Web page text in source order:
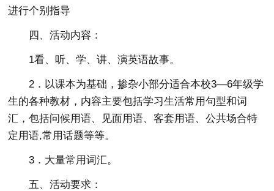
进行个别指导
四、活动内容：
1看、听、学、讲、演英语故事。
2．以课本为基础，掺杂小部分适合本校3—6年级学
生的各种教材，内容主要包括学习生活常用句型和词
汇，包括问候用语、见面用语、客套用语、公共场合特
定用语,常用话题等等。
3．大量常用词汇。
五、活动要求：